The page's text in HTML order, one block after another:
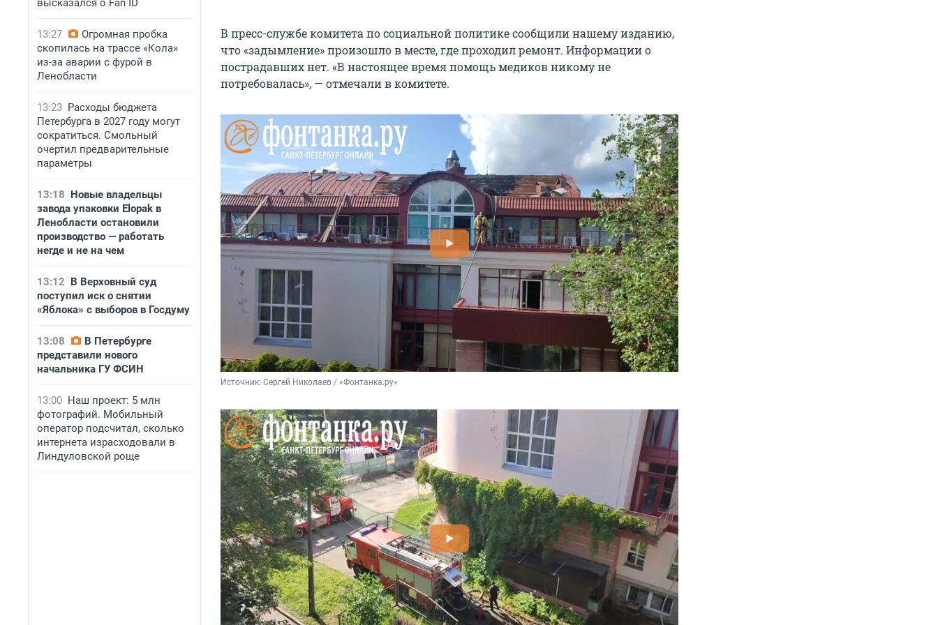
высказался о Fan ID
13:27
Огромная пробка
скопилась на трассе «Кола»
из-за аварии с фурой в
Ленобласти
13:23 Расходы бюджета
Петербурга в 2027 году могут
сократиться. Смольный
очертил предварительные
параметры
13:18 Новые владельцы
завода упаковки Elopak в
Ленобласти остановили
производство — работать
негде и не на чем
13:12 В Верховный суд
поступил иск о снятии
«Яблока» с выборов в Госдуму
13:08
В Петербурге
представили нового
начальника ГУ ФСИН
13:00 Наш проект: 5 млн
фотографий. Мобильный
оператор подсчитал, сколько
интернета израсходовали в
Линдуловской роще
В пресс-службе комитета по социальной политике сообщили нашему изданию,
что «задымление» произошло в месте, где проходил ремонт. Информации о
пострадавших нет. «В настоящее время помощь медиков никому не
потребовалась», — отмечали в комитете.
Источник: Сергей Николаев / «Фонтанка.ру»